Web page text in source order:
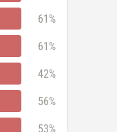
61%
61%
42%
56%
53%